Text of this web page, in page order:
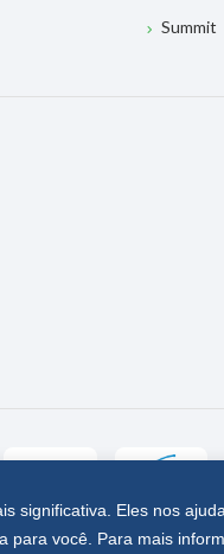
significativa. Eles nos
você. Para mais
Summit